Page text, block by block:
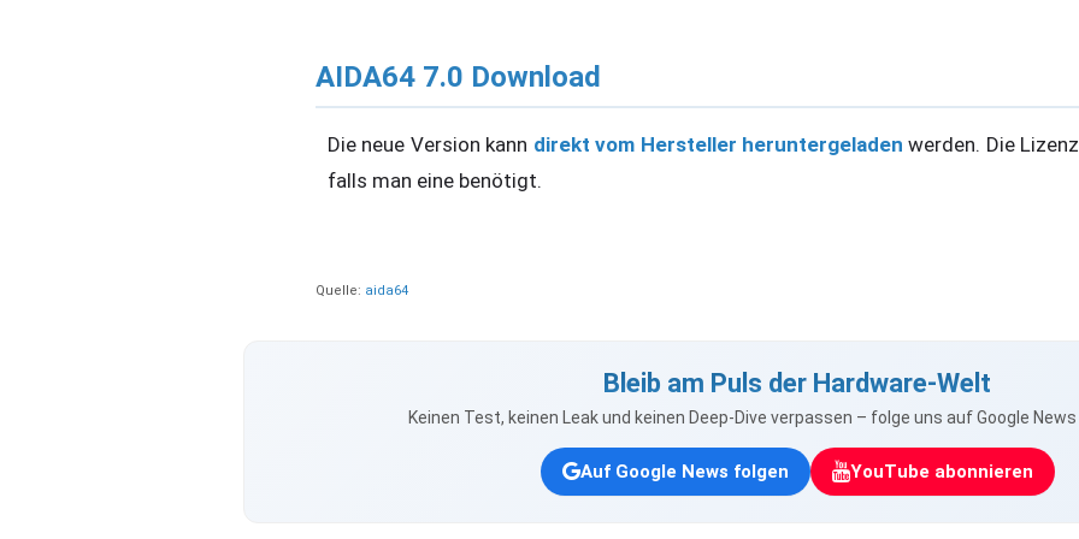
AIDA64 7.0 Download
Die neue Version kann direkt vom Hersteller heruntergeladen werden. Die
falls man eine benötigt.
Quelle: aida64
Bleib am Puls der Hardware-Welt
Keinen Test, keinen Leak und keinen Deep-Dive verpassen – folge uns auf Google
Auf Google News folgen YouTube abonnieren